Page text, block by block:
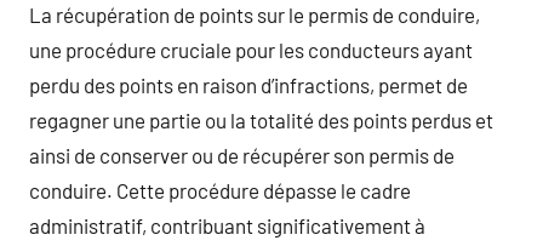
La récupération de points sur le permis de conduire,
une procédure cruciale pour les conducteurs ayant
perdu des points en raison d’infractions, permet de
regagner une partie ou la totalité des points perdus et
ainsi de conserver ou de récupérer son permis de
conduire. Cette procédure dépasse le cadre
administratif, contribuant significativement à